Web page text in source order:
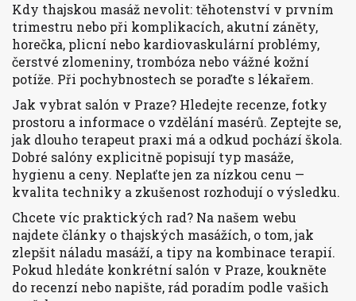
Kdy thajskou masáž nevolit: těhotenství v prvním
trimestru nebo při komplikacích, akutní záněty,
horečka, plicní nebo kardiovaskulární problémy,
čerstvé zlomeniny, trombóza nebo vážné kožní
potíže. Při pochybnostech se poraďte s lékařem.
Jak vybrat salón v Praze? Hledejte recenze, fotky
prostoru a informace o vzdělání masérů. Zeptejte se,
jak dlouho terapeut praxi má a odkud pochází škola.
Dobré salóny explicitně popisují typ masáže,
hygienu a ceny. Neplaťte jen za nízkou cenu —
kvalita techniky a zkušenost rozhodují o výsledku.
Chcete víc praktických rad? Na našem webu
najdete články o thajských masážích, o tom, jak
zlepšit náladu masáží, a tipy na kombinace terapií.
Pokud hledáte konkrétní salón v Praze, koukněte
do recenzí nebo napište, rád poradím podle vašich